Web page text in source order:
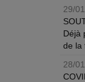
29/
Déjà
de la
28/